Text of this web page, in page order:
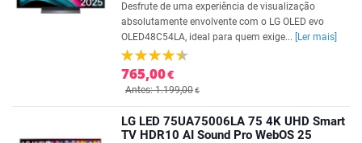
Desfrute de uma experiência de visualização
absolutamente envolvente com o LG OLED evo
OLED48C54LA, ideal para quem exige...
[Ler mais]
765,00€
Antes: 1.199,00€
LG LED 75UA75006LA 75 4K UHD Smart
TV HDR10 AI Sound Pro WebOS 25